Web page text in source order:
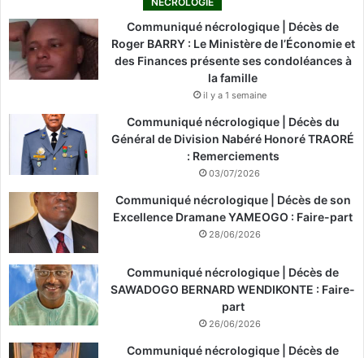
Communiqué nécrologique | Décès de
Roger BARRY : Le Ministère de l’Économie et
des Finances présente ses condoléances à
la famille
il y a 1 semaine
Communiqué nécrologique | Décès du
Général de Division Nabéré Honoré TRAORÉ
: Remerciements
03/07/2026
Communiqué nécrologique | Décès de son
Excellence Dramane YAMEOGO : Faire-part
28/06/2026
Communiqué nécrologique | Décès de
SAWADOGO BERNARD WENDIKONTE : Faire-
part
26/06/2026
Communiqué nécrologique | Décès de